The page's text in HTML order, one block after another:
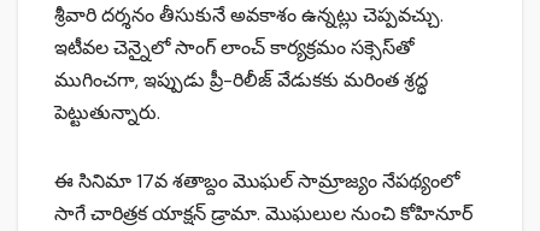
శ్రీవారి దర్శనం తీసుకునే అవకాశం ఉన్నట్లు చెప్పవచ్చు.
ఇటీవల చెన్నైలో సాంగ్ లాంచ్ కార్యక్రమం సక్సెస్‌తో
ముగించగా, ఇప్పుడు ప్రీ-రిలీజ్ వేడుకకు మరింత శ్రద్ధ
పెట్టుతున్నారు.
ఈ సినిమా 17వ శతాబ్దం మొఘల్ సామ్రాజ్యం నేపథ్యంలో
సాగే చారిత్రక యాక్షన్ డ్రామా. మొఘలుల నుంచి కోహినూర్